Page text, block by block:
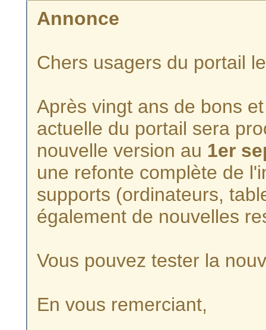
Annonce
Chers usagers du portail
Après vingt ans de bons
actuelle du portail sera
nouvelle version au 1er
une refonte complète de
supports (ordinateurs,
également de nouvelles
Vous pouvez tester la
En vous remerciant,